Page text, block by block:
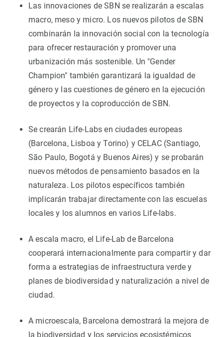
Las innovaciones de SBN se realizarán a escalas
macro, meso y micro. Los nuevos pilotos de SBN
combinarán la innovación social con la tecnología
para ofrecer restauración y promover una
urbanización más sostenible. Un "Gender
Champion" también garantizará la igualdad de
género y las cuestiones de género en la ejecución
de proyectos y la coproducción de SBN.
Se crearán Life-Labs en ciudades europeas
(Barcelona, Lisboa y Torino) y CELAC (Santiago,
São Paulo, Bogotá y Buenos Aires) y se probarán
nuevos métodos de pensamiento basados en la
naturaleza. Los pilotos específicos también
implicarán trabajar directamente con las escuelas
locales y los alumnos en varios Life-labs.
A escala macro, el Life-Lab de Barcelona
cooperará internacionalmente para compartir y dar
forma a estrategias de infraestructura verde y
planes de biodiversidad y naturalización a nivel de
ciudad.
A microescala, Barcelona demostrará la mejora de
la biodiversidad y los servicios ecosistémicos